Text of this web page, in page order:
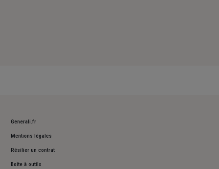
Generali.fr
Mentions légales
Résilier un contrat
Boite à outils